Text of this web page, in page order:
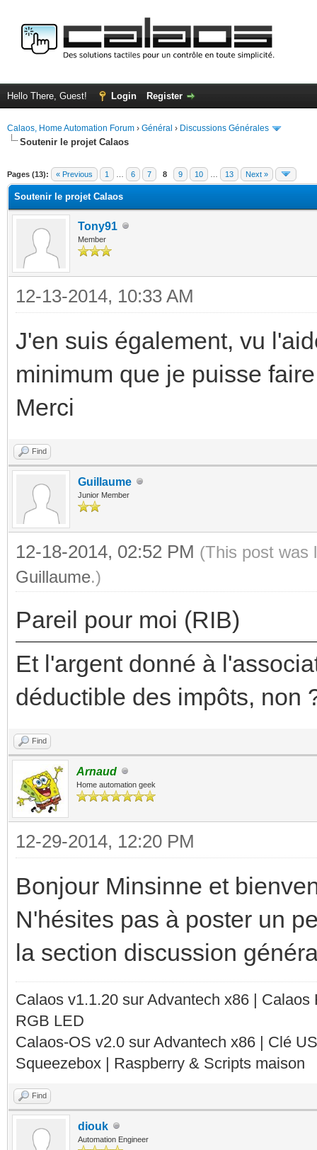
Hello There, Guest! Login Register
Calaos, Home Automation Forum › Général › Discussions Générales
Soutenir le projet Calaos
Pages (13): « Previous 1 6 7 8 9 10 13 Next »
Soutenir le projet Calaos
Tony91
Member
12-13-2014, 10:33 AM
J'en suis également, vu
minimum que je puisse
Merci
Find
Guillaume
Junior Member
12-18-2014, 02:52 PM (This post was
Guillaume.)
Pareil pour moi (RIB)
Et l'argent donné à
déductible des impôts, non
Find
Arnaud
Home automation geek
12-29-2014, 12:20 PM
Bonjour Minsinne et
N'hésites pas à poster un
la section discussion
Calaos v1.1.20 sur Advantech x86 |
RGB LED
Calaos-OS v2.0 sur Advantech x86 | Clé
Squeezebox | Raspberry & Scripts maison
Find
diouk
Automation Engineer